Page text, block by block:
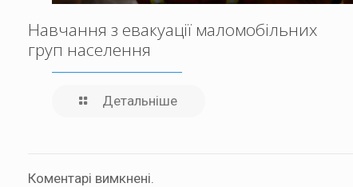
Навчання з евакуації маломобільних
груп населення
Детальніше
Коментарі вимкнені.